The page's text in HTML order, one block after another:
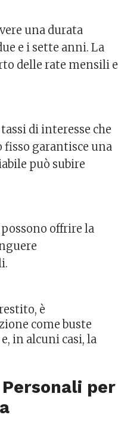
una durata
e i sette anni. La
delle rate mensili e
di interesse che
fisso garantisce una
può subire
offrire la
è
come buste
in alcuni casi, la
per